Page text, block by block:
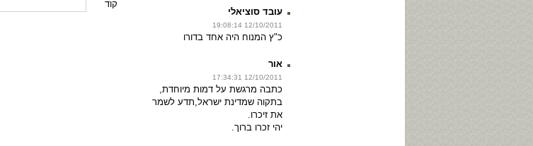
קוד
עובד סוציאלי
12/10/2011 19:08:14
כ"ץ המנוח היה אחד בדורו
אור
12/10/2011 17:34:31
כתבה מרגשת על דמות מיוחדת,
בתקוה שמדינת ישראל,תדע לשמר
את זיכרו.
יהי זכרו ברוך.